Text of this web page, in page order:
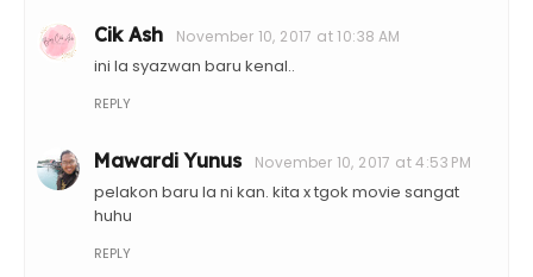
Cik Ash November 10, 2017 at 10:38 AM
ini la syazwan baru kenal..
REPLY
Mawardi Yunus November 10, 2017 at 4:53 PM
pelakon baru la ni kan. kita x tgok movie sangat
huhu
REPLY